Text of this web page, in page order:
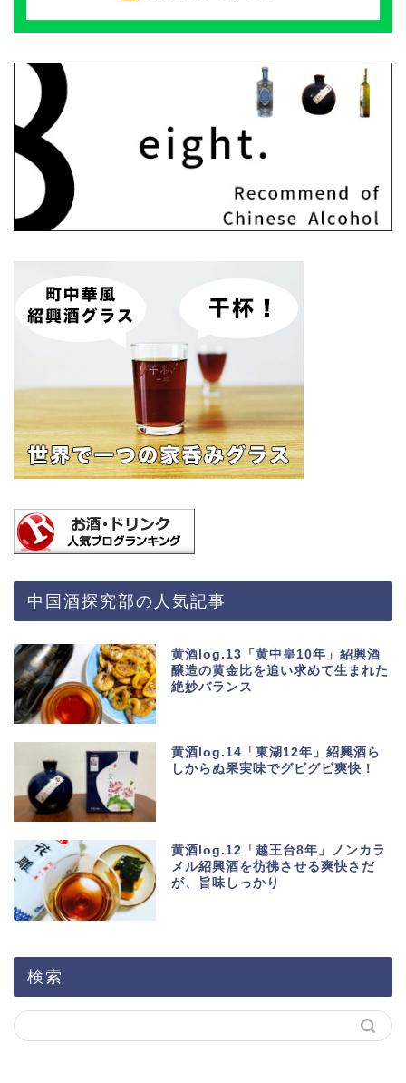
中国酒探究部の人気記事
黄酒log.13「黄中皇10年」紹興酒
醸造の黄金比を追い求めて生まれた
絶妙バランス
黄酒log.14「東湖12年」紹興酒ら
しからぬ果実味でグビグビ爽快！
黄酒log.12「越王台8年」ノンカラ
メル紹興酒を彷彿させる爽快さだ
が、旨味しっかり
検索